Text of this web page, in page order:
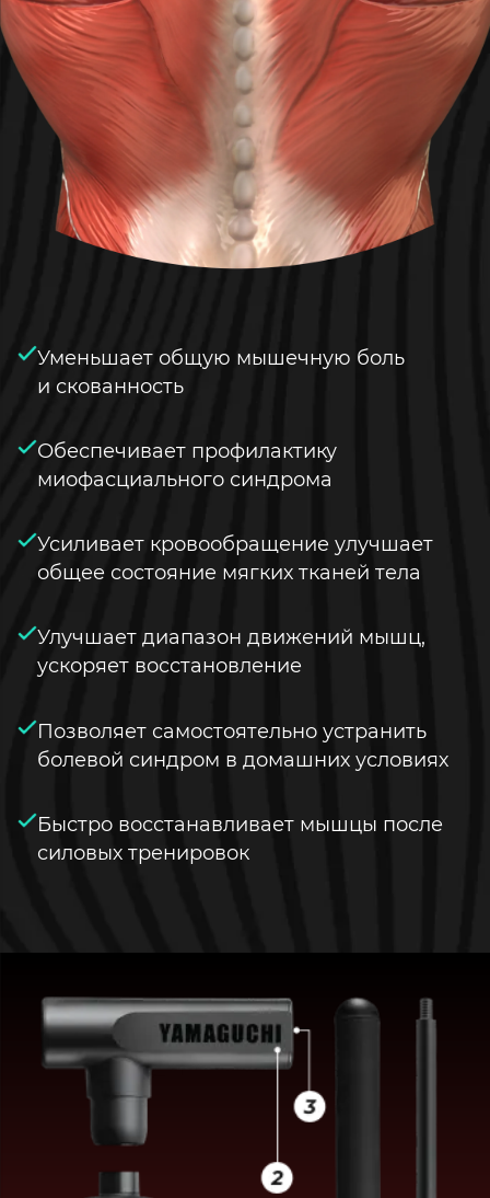
Уменьшает общую мышечную боль
и скованность
Обеспечивает профилактику
миофасциального синдрома
Усиливает кровообращение улучшает
общее состояние мягких тканей тела
Улучшает диапазон движений мышц,
ускоряет восстановление
Позволяет самостоятельно устранить
болевой синдром в домашних условиях
Быстро восстанавливает мышцы после
силовых тренировок